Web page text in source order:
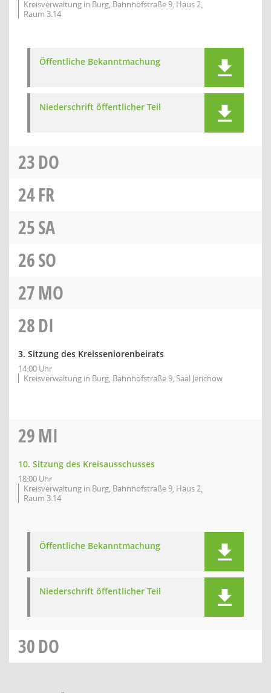
Kreisverwaltung in Burg, Bahnhofstraße 9, Haus 2,
Raum 3.14
Öffentliche Bekanntmachung
Niederschrift öffentlicher Teil
23DO
24FR
25SA
26SO
27MO
28DI
3. Sitzung des Kreisseniorenbeirats
14:00 Uhr
Kreisverwaltung in Burg, Bahnhofstraße 9, Saal Jerichow
29MI
10. Sitzung des Kreisausschusses
18:00 Uhr
Kreisverwaltung in Burg, Bahnhofstraße 9, Haus 2,
Raum 3.14
Öffentliche Bekanntmachung
Niederschrift öffentlicher Teil
30DO